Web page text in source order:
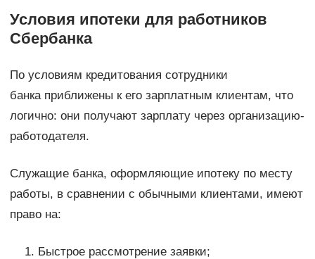
Условия ипотеки для работников
Сбербанка
По условиям кредитования сотрудники
банка приближены к его зарплатным клиентам, что
логично: они получают зарплату через организацию-
работодателя.
Служащие банка, оформляющие ипотеку по месту
работы, в сравнении с обычными клиентами, имеют
право на:
Быстрое рассмотрение заявки;